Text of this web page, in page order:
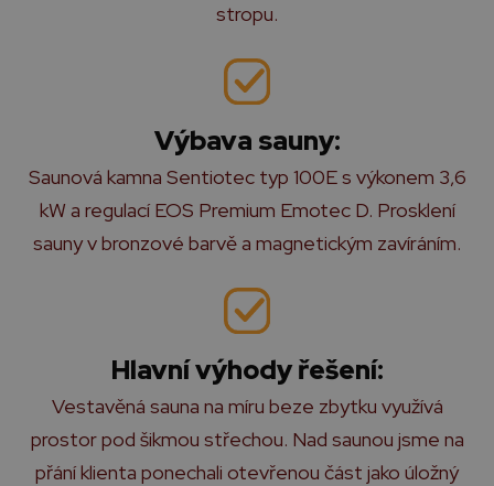
stropu.
Výbava sauny:
Saunová kamna Sentiotec typ 100E s výkonem 3,6
kW a regulací EOS Premium Emotec D. Prosklení
sauny v bronzové barvě a magnetickým zavíráním.
Hlavní výhody řešení:
Vestavěná sauna na míru beze zbytku využívá
prostor pod šikmou střechou. Nad saunou jsme na
přání klienta ponechali otevřenou část jako úložný